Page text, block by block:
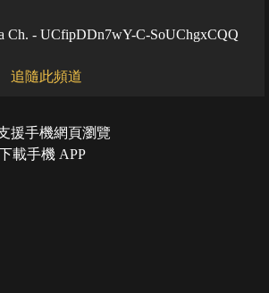
Ch. - UCfipDDn7wY-C-SoUChgxCQQ
追隨此頻道
援手機網頁瀏覽
載手機 APP